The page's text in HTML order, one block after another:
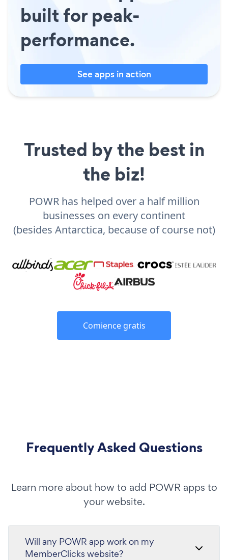
built for peak-
performance.
See apps in action
Trusted by the best in
the biz!
POWR has helped over a half million
businesses on every continent
(besides Antarctica, because of course not)
Comience gratis
Frequently Asked Questions
Learn more about how to add POWR apps to
your website.
Will any POWR app work on my
MemberClicks website?